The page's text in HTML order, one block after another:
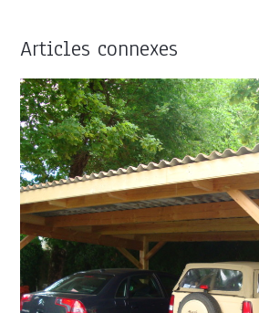
Articles connexes